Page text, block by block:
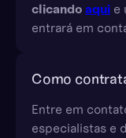
clicando aqui e
entrará em
Como
Entre em
especialistas e